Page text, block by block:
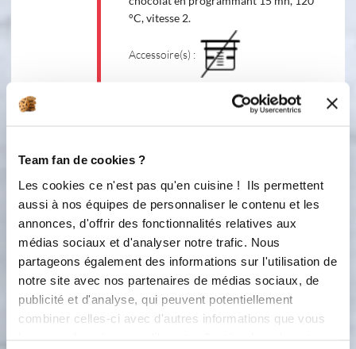
Team fan de cookies ?
Les cookies ce n'est pas qu'en cuisine ! Ils permettent
aussi à nos équipes de personnaliser le contenu et les
annonces, d'offrir des fonctionnalités relatives aux
médias sociaux et d'analyser notre trafic. Nous
partageons également des informations sur l'utilisation de
notre site avec nos partenaires de médias sociaux, de
publicité et d'analyse, qui peuvent potentiellement
combiner celles-ci avec d'autres informations que vous
°C, vitesse 2.
Accessoire(s) :
120 °C
3
chocolat noir de couverture dans le
cul-de-poule. Retirez-le de son
support. Mettez le verre doseur sur le
couvercle afin de garder votre bain-
marie chaud. Mélangez le chocolat à
l'aide d'une spatule haute
température jusqu'à ce que tout soit
fondu.